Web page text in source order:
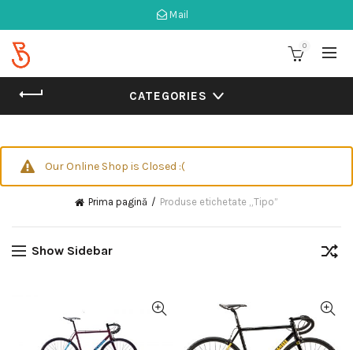
Mail
0
CATEGORIES
Our Online Shop is Closed :(
Prima pagină Produse etichetate „Tipo”
Show Sidebar